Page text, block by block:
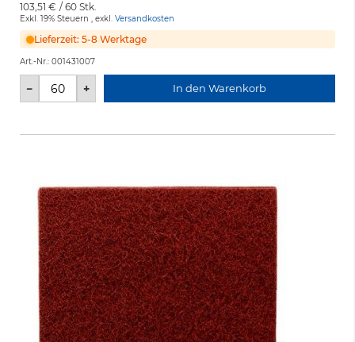
103,51 € / 60 Stk.
Exkl. 19% Steuern , exkl. Versandkosten
Lieferzeit: 5-8 Werktage
Art.-Nr.: 001431007
− + In den Warenkorb